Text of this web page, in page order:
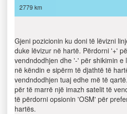
2779 km
Gjeni pozicionin ku doni të lëvizni
duke lëvizur në hartë. Përdorni '+'
vendndodhjen dhe '-' për shikimin e
në këndin e sipërm të djathtë të
vendndodhjen tuaj edhe më të
për të marrë një imazh satelit të
të përdorni opsionin 'OSM' për
hartës.